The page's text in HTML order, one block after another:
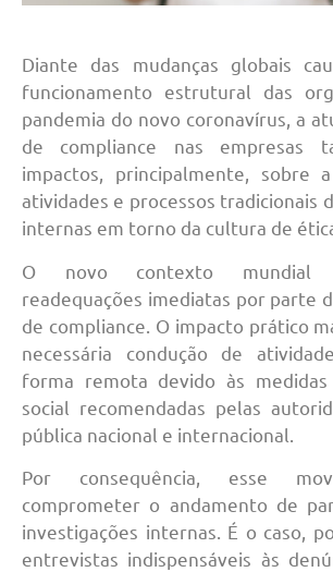
Diante das mudanças globais
funcionamento estrutural das
pandemia do novo coronavírus, a
de compliance nas empresas
impactos, principalmente, sobre
atividades e processos tradicionais
internas em torno da cultura de
O novo contexto mundial
readequações imediatas por parte
de compliance. O impacto prático
necessária condução de
forma remota devido às
social recomendadas pelas
pública nacional e internacional.
Por consequência, esse
comprometer o andamento de
investigações internas. É o caso,
entrevistas indispensáveis às